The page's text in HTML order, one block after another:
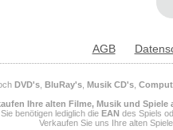
AGB
DVD's, BluRay's, Musik CD's,
Ihre alten Filme, Musik und Spiele
Sie benötigen lediglich die EAN des Spiels
Verkaufen Sie uns Ihre alten